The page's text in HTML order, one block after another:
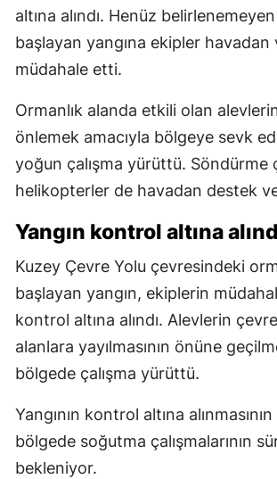
altına alındı. Henüz
başlayan yangına ekipler havadan
müdahale etti.
Ormanlık alanda etkili olan alevlerin
önlemek amacıyla bölgeye sevk
yoğun çalışma yürüttü. Söndürme
helikopterler de havadan destek
Yangın kontrol altına
Kuzey Çevre Yolu çevresindeki
başlayan yangın, ekiplerin
kontrol altına alındı. Alevlerin
alanlara yayılmasının önüne
bölgede çalışma yürüttü.
Yangının kontrol altına
bölgede soğutma çalışmalarının
bekleniyor.